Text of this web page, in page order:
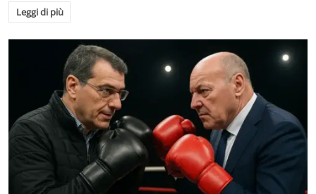
Leggi di più